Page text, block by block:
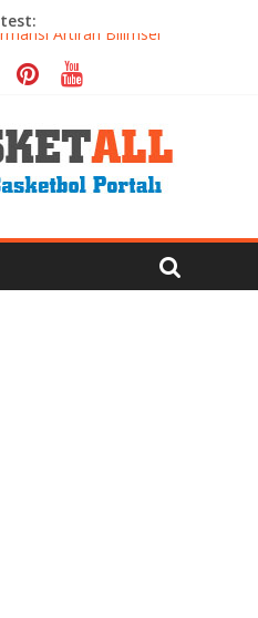
Artıran Bilimsel
Oluşturma
Gerçek Şampiyon Kim?
Olmalı